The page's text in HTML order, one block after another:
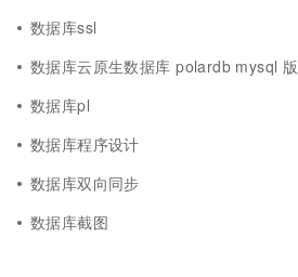
数据库ssl
数据库云原生数据库 polardb mysql 版
数据库pl
数据库程序设计
数据库双向同步
数据库截图